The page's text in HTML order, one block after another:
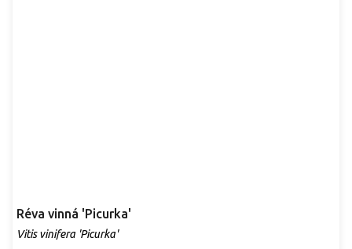
Réva vinná 'Picurka'
Vitis vinifera 'Picurka'